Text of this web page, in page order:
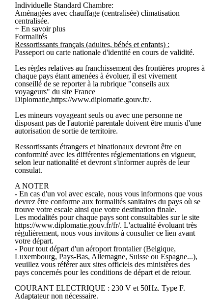
Individuelle Standard Chambre:
Aménagées avec chauffage (centralisée) climatisation
centralisée.
+ En savoir plus
Formalités
Ressortissants français (adultes, bébés et enfants) :
Passeport ou carte nationale d'identité en cours de validité.
Les règles relatives au franchissement des frontières propres à
chaque pays étant amenées à évoluer, il est vivement
conseillé de se reporter à la rubrique "conseils aux
voyageurs" du site France
Diplomatie,https://www.diplomatie.gouv.fr/.
Les mineurs voyageant seuls ou avec une personne ne
disposant pas de l'autorité parentale doivent être munis d'une
autorisation de sortie de territoire.
Ressortissants étrangers et binationaux devront être en
conformité avec les différentes réglementations en vigueur,
selon leur nationalité et devront s'informer auprès de leur
consulat.
A NOTER
- En cas d'un vol avec escale, nous vous informons que vous
devrez être conforme aux formalités sanitaires du pays où se
trouve votre escale ainsi que votre destination finale.
Les modalités pour chaque pays sont consultables sur le site
https://www.diplomatie.gouv.fr/fr/. L'actualité évoluant très
régulièrement, nous vous invitons à consulter ce lien avant
votre départ.
- Pour tout départ d'un aéroport frontalier (Belgique,
Luxembourg, Pays-Bas, Allemagne, Suisse ou Espagne...),
veuillez vous référer aux sites officiels des ministères des
pays concernés pour les conditions de départ et de retour.
COURANT ELECTRIQUE : 230 V et 50Hz. Type F.
Adaptateur non nécessaire.